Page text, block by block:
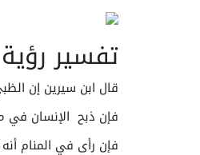
تفسير
قال ابن سيرين إن
فإن ذبح الإنسان في
فإن رأى في المنام